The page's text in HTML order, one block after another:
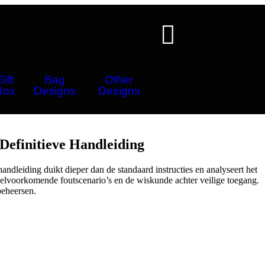
Bag
Designs
Other
Designs
Handleiding
duikt dieper dan de standaard instructies en analyseert het
foutscenario’s en de wiskunde achter veilige toegang.